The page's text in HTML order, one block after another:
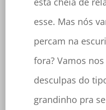
esse. Mas nós
percam na
fora? Vamos
desculpas do
grandinho pra